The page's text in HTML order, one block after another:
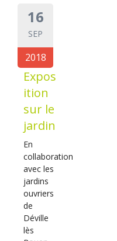
16
SEP
2018
Expos
ition
sur le
jardin
En
collaboration
avec les
jardins
ouvriers
de
Déville
lès